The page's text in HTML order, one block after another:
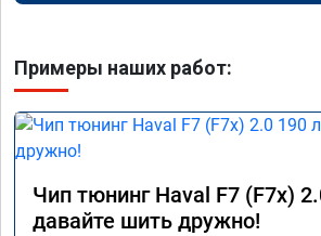
Примеры наших работ:
Чип тюнинг Haval F7 (F7x)
давайте шить дружно!